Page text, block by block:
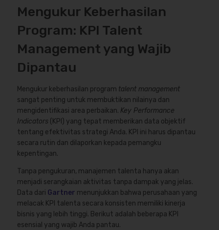
Mengukur Keberhasilan
Program: KPI Talent
Management yang Wajib
Dipantau
Mengukur keberhasilan program talent management
sangat penting untuk membuktikan nilainya dan
mengidentifikasi area perbaikan. Key Performance
Indicators (KPI) yang tepat memberikan data objektif
tentang efektivitas strategi Anda. KPI ini harus dipantau
secara rutin dan dilaporkan kepada pemangku
kepentingan.
Tanpa pengukuran, manajemen talenta hanya akan
menjadi serangkaian aktivitas tanpa dampak yang jelas.
Data dari Gartner menunjukkan bahwa perusahaan yang
melacak KPI talenta secara konsisten memiliki kinerja
bisnis yang lebih tinggi. Berikut adalah beberapa KPI
esensial yang wajib Anda pantau.